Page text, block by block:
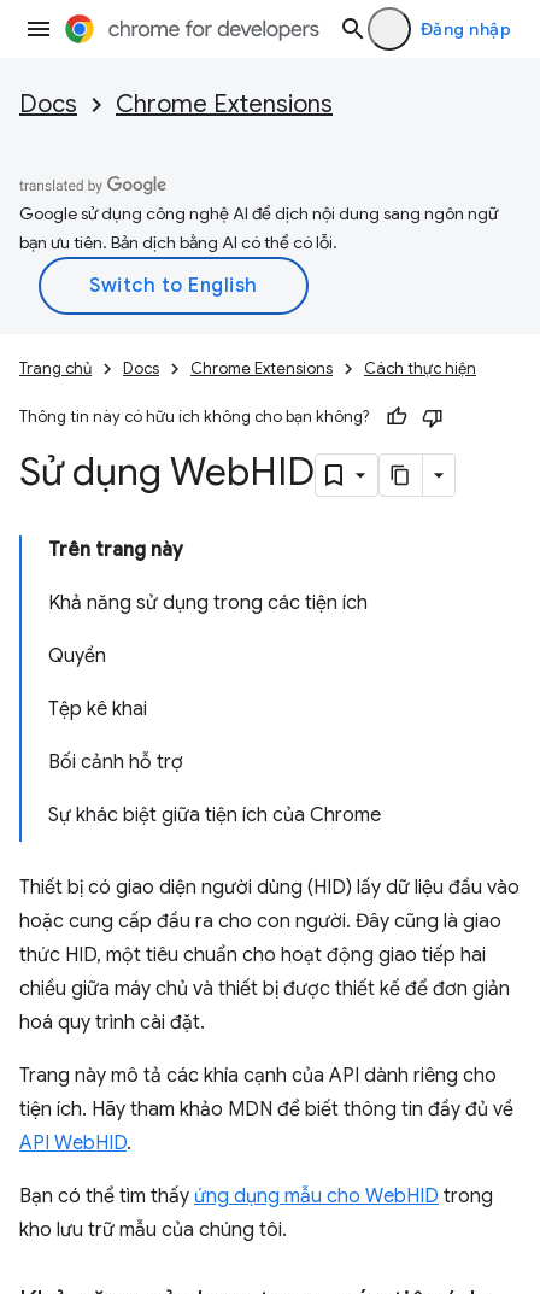
Đăng nhập
Docs Chrome Extensions
Google sử dụng công nghệ AI để dịch nội dung sang ngôn ngữ
bạn ưu tiên. Bản dịch bằng AI có thể có lỗi.
Trang chủ Docs Chrome Extensions Cách thực hiện
Thông tin này có hữu ích không cho bạn không?
Sử dụng WebHID
Trên trang này
Khả năng sử dụng trong các tiện ích
Quyền
Tệp kê khai
Bối cảnh hỗ trợ
Sự khác biệt giữa tiện ích của Chrome
Thiết bị có giao diện người dùng (HID) lấy dữ liệu đầu vào
hoặc cung cấp đầu ra cho con người. Đây cũng là giao
thức HID, một tiêu chuẩn cho hoạt động giao tiếp hai
chiều giữa máy chủ và thiết bị được thiết kế để đơn giản
hoá quy trình cài đặt.
Trang này mô tả các khía cạnh của API dành riêng cho
tiện ích. Hãy tham khảo MDN để biết thông tin đầy đủ về
API WebHID.
Bạn có thể tìm thấy ứng dụng mẫu cho WebHID trong
kho lưu trữ mẫu của chúng tôi.